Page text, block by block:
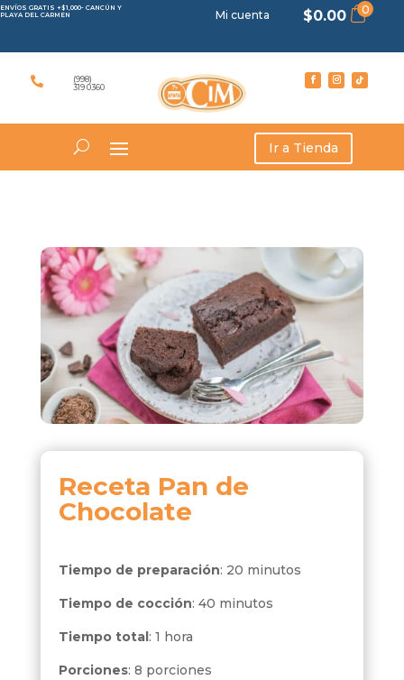
ENVÍOS GRATIS +$1,000- CANCÚN Y
PLAYA DEL CARMEN
Mi cuenta $0.00 0

(998)
319 0360
Ir a Tienda
Receta Pan de
Chocolate
Tiempo de preparación: 20 minutos
Tiempo de cocción: 40 minutos
Tiempo total : 1 hora
Porciones: 8 porciones